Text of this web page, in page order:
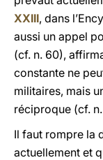
XXIII, dans
aussi un appel
(cf. n. 60),
constante ne
militaires, mais
réciproque (cf. n.
Il faut rompre la
actuellement et